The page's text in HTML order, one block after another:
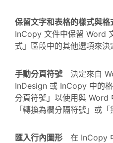
保留文字和表格的樣式與格
InCopy 文件中保留 Word
式」區段中的其他選項來決
手動分頁符號
決定來自
InDesign 或 InCopy 中的
分頁符號」以使用與 Word
「轉換為欄分隔符號」或
匯入行內圖形
在 InCopy